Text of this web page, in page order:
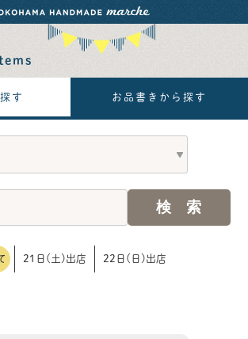
す お品書きから探す
21日(土)出店 22日(日)出店